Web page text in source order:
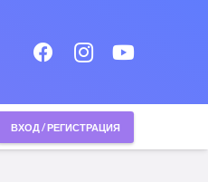
ВХОД / РЕГИСТРАЦИЯ